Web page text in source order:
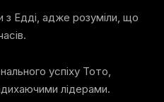
з Едді, адже розуміли, що
успіху Тото,
лідерами.